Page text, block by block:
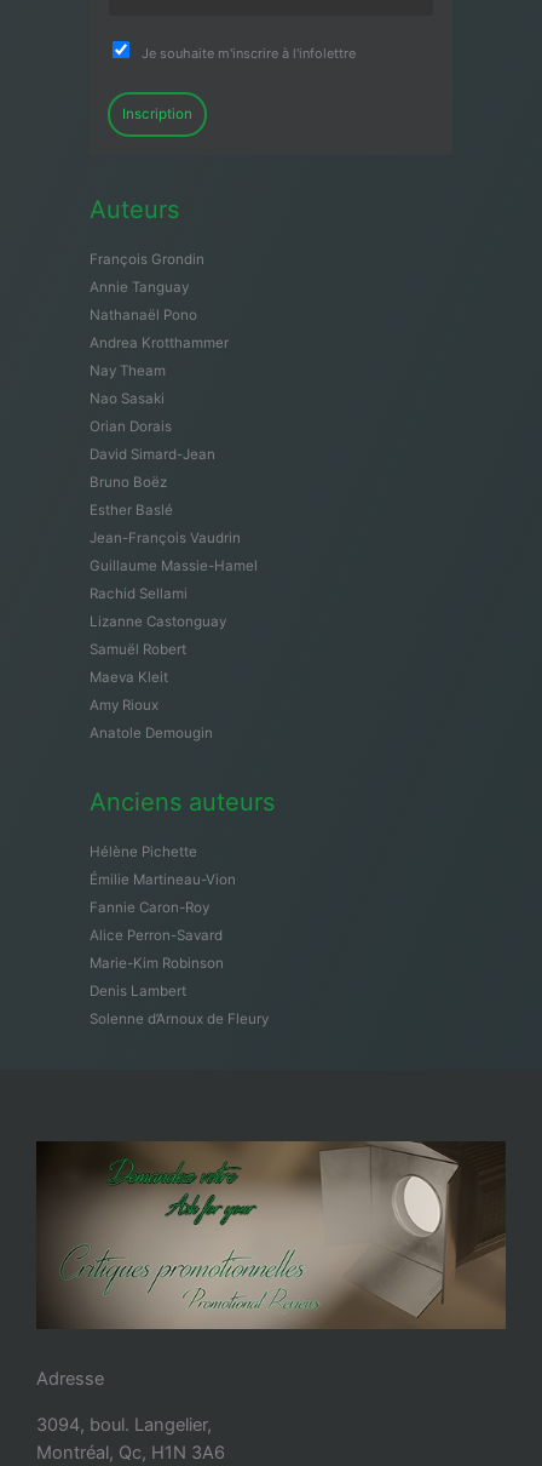
Je souhaite m'inscrire à l'infolettre
Inscription
Auteurs
François Grondin
Annie Tanguay
Nathanaël Pono
Andrea Krotthammer
Nay Theam
Nao Sasaki
Orian Dorais
David Simard-Jean
Bruno Boëz
Esther Baslé
Jean-François Vaudrin
Guillaume Massie-Hamel
Rachid Sellami
Lizanne Castonguay
Samuël Robert
Maeva Kleit
Amy Rioux
Anatole Demougin
Anciens auteurs
Hélène Pichette
Émilie Martineau-Vion
Fannie Caron-Roy
Alice Perron-Savard
Marie-Kim Robinson
Denis Lambert
Solenne d’Arnoux de Fleury
Adresse
3094, boul. Langelier,
Montréal, Qc, H1N 3A6